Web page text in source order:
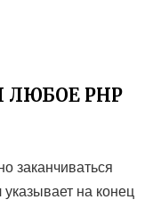
PHP
заканчиваться
на конец